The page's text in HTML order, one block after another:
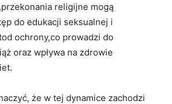
religijne mogą⁤
do‍ edukacji seksualnej i
ochrony,co prowadzi ⁢do
oraz wpływa na zdrowie​
że⁢ w tej dynamice zachodzi